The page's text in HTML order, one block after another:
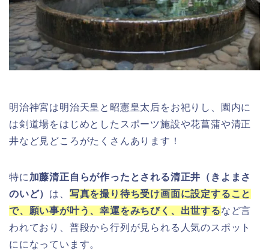
明治神宮は明治天皇と昭憲皇太后をお祀りし、園内に
は剣道場をはじめとしたスポーツ施設や花菖蒲や清正
井など見どころがたくさんあります！
特に 加藤清正自らが作ったとされる清正井（きよまさ
のいど） は、 写真を撮り待ち受け画面に設定すること
で、願い事が叶う、幸運をみちびく、出世するなど言
われており、普段から行列が見られる人気のスポット
にになっています。